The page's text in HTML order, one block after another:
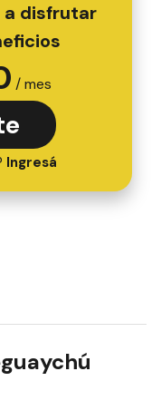
a disfrutar
/ mes
Ingresá